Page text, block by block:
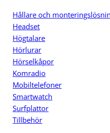
Hållare och
Headset
Högtalare
Hörlurar
Hörselkåpor
Komradio
Mobiltelefoner
Smartwatch
Surfplattor
Tillbehör